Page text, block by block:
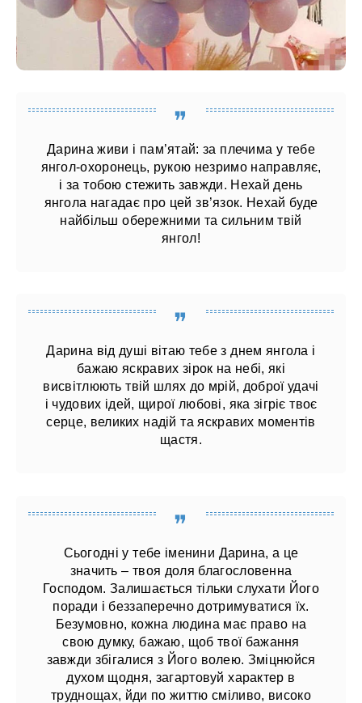
Дарина живи і пам’ятай: за плечима у тебе
янгол-охоронець, рукою незримо направляє,
і за тобою стежить завжди. Нехай день
янгола нагадає про цей зв’язок. Нехай буде
найбільш обережними та сильним твій
янгол!
Дарина від душі вітаю тебе з днем ​​янгола і
бажаю яскравих зірок на небі, які
висвітлюють твій шлях до мрій, доброї удачі
і чудових ідей, щирої любові, яка зігріє твоє
серце, великих надій та яскравих моментів
щастя.
Сьогодні у тебе іменини Дарина, а це
значить – твоя доля благословенна
Господом. Залишається тільки слухати Його
поради і беззаперечно дотримуватися їх.
Безумовно, кожна людина має право на
свою думку, бажаю, щоб твої бажання
завжди збігалися з Його волею. Зміцнюйся
духом щодня, загартовуй характер в
труднощах, йди по життю сміливо, високо